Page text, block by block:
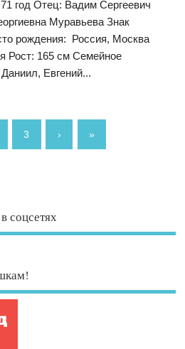
год Отец: Вадим Сергеевич
Муравьева Знак
рождения: Россия, Москва
Рост: 165 см Семейное
Евгений...
3 › »
соцсетях